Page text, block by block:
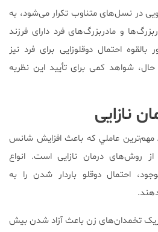
در نسل‌های متناوب تکرار می‌شود، به
و مادربزرگ‌های فرد دارای فرزند
احتمال دوقلوزایی برای فرد نیز
شواهد کمی برای تأیید این نظریه
طبق دستورالعمل‌های ASRM مهم‌ترين عاملي كه باعث افزایش شانس
از روش‌های درمان نازایی است. انواع
احتمال دوقلو باردار شدن را به
تخمدان‌های زن باعث آزاد شدن بیش